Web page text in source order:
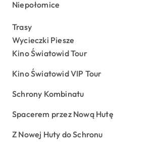
Niepołomice
Trasy
Wycieczki Piesze
Kino Światowid Tour
Kino Światowid VIP Tour
Schrony Kombinatu
Spacerem przez Nową Hutę
Z Nowej Huty do Schronu